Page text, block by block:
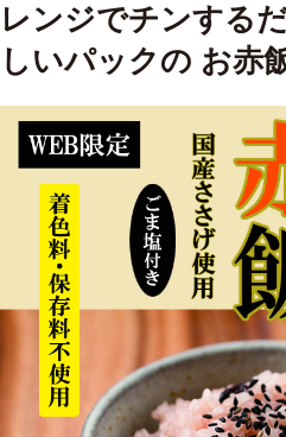
レンジでチンする
しいパックの お赤